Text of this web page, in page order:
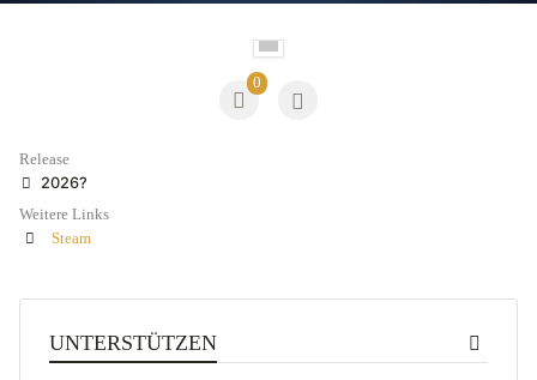
0
Release
2026?
Weitere Links
Steam
UNTERSTÜTZEN